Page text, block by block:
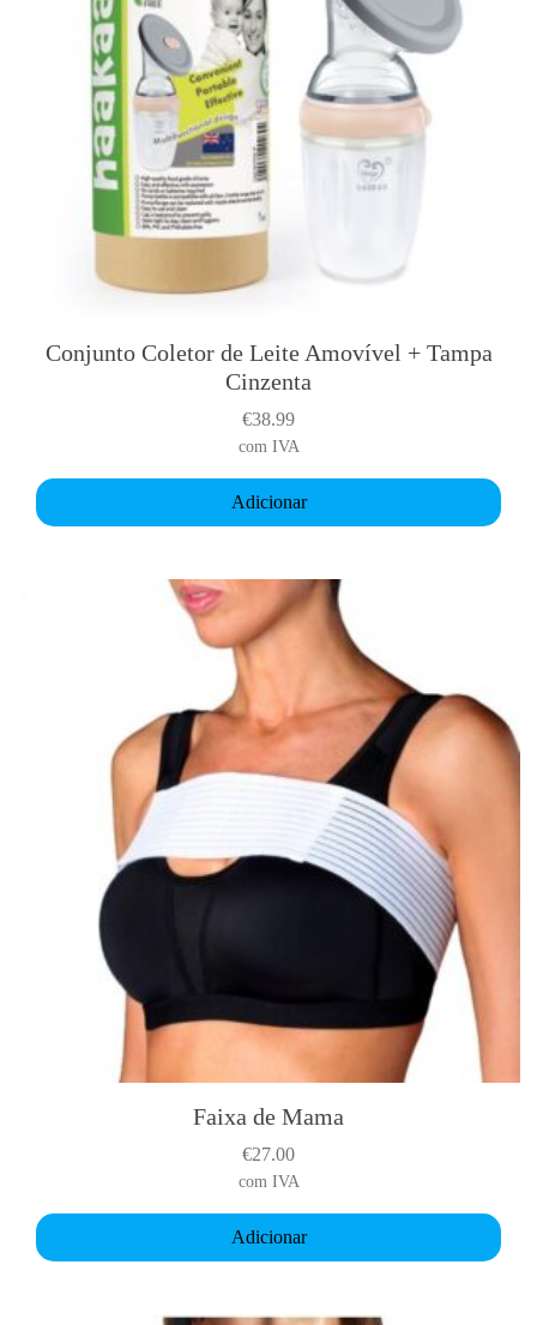
Conjunto Coletor de Leite Amovível + Tampa
Cinzenta
€38.99
com IVA
Adicionar
Faixa de Mama
€27.00
com IVA
Adicionar